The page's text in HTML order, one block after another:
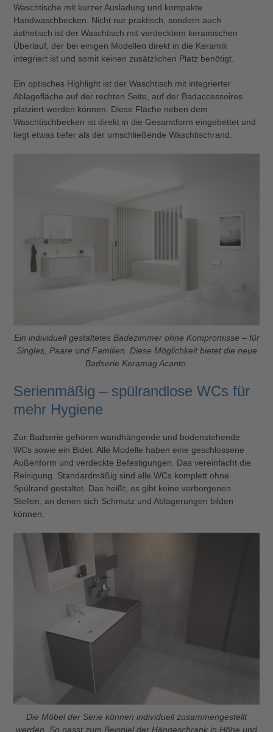
Waschtische mit kurzer Ausladung und kompakte
Handwaschbecken. Nicht nur praktisch, sondern auch
ästhetisch ist der Waschtisch mit verdecktem keramischen
Überlauf, der bei einigen Modellen direkt in die Keramik
integriert ist und somit keinen zusätzlichen Platz benötigt.
Ein optisches Highlight ist der Waschtisch mit integrierter
Ablagefläche auf der rechten Seite, auf der Badaccessoires
platziert werden können. Diese Fläche neben dem
Waschtischbecken ist direkt in die Gesamtform eingebettet und
liegt etwas tiefer als der umschließende Waschtischrand.
Ein individuell gestaltetes Badezimmer ohne Kompromisse – für
Singles, Paare und Familien. Diese Möglichkeit bietet die neue
Badserie Keramag Acanto.
Serienmäßig – spülrandlose WCs für
mehr Hygiene
Zur Badserie gehören wandhängende und bodenstehende
WCs sowie ein Bidet. Alle Modelle haben eine geschlossene
Außenform und verdeckte Befestigungen. Das vereinfacht die
Reinigung. Standardmäßig sind alle WCs komplett ohne
Spülrand gestaltet. Das heißt, es gibt keine verborgenen
Stellen, an denen sich Schmutz und Ablagerungen bilden
können.
Die Möbel der Serie können individuell zusammengestellt
werden. So passt zum Beispiel der Hängeschrank in Höhe und